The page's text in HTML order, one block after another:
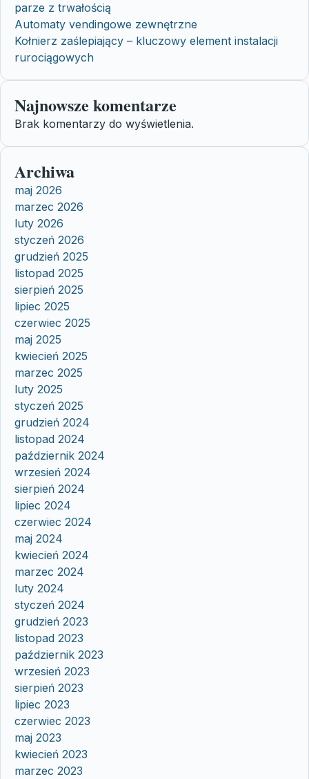
parze z trwałością
Automaty vendingowe zewnętrzne
Kołnierz zaślepiający – kluczowy element instalacji
rurociągowych
Najnowsze komentarze
Brak komentarzy do wyświetlenia.
Archiwa
maj 2026
marzec 2026
luty 2026
styczeń 2026
grudzień 2025
listopad 2025
sierpień 2025
lipiec 2025
czerwiec 2025
maj 2025
kwiecień 2025
marzec 2025
luty 2025
styczeń 2025
grudzień 2024
listopad 2024
październik 2024
wrzesień 2024
sierpień 2024
lipiec 2024
czerwiec 2024
maj 2024
kwiecień 2024
marzec 2024
luty 2024
styczeń 2024
grudzień 2023
listopad 2023
październik 2023
wrzesień 2023
sierpień 2023
lipiec 2023
czerwiec 2023
maj 2023
kwiecień 2023
marzec 2023